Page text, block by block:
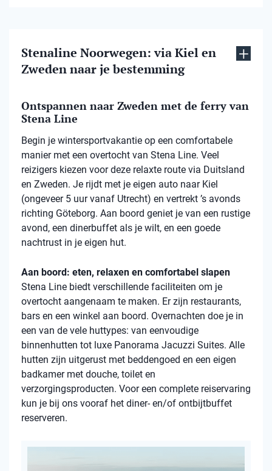
Stenaline Noorwegen: via Kiel en
Zweden naar je bestemming
Ontspannen naar Zweden met de ferry van
Stena Line
Begin je wintersportvakantie op een comfortabele
manier met een overtocht van Stena Line. Veel
reizigers kiezen voor deze relaxte route via Duitsland
en Zweden. Je rijdt met je eigen auto naar Kiel
(ongeveer 5 uur vanaf Utrecht) en vertrekt ’s avonds
richting Göteborg. Aan boord geniet je van een rustige
avond, een dinerbuffet als je wilt, en een goede
nachtrust in je eigen hut.
Aan boord: eten, relaxen en comfortabel slapen
Stena Line biedt verschillende faciliteiten om je
overtocht aangenaam te maken. Er zijn restaurants,
bars en een winkel aan boord. Overnachten doe je in
een van de vele huttypes: van eenvoudige
binnenhutten tot luxe Panorama Jacuzzi Suites. Alle
hutten zijn uitgerust met beddengoed en een eigen
badkamer met douche, toilet en
verzorgingsproducten. Voor een complete reiservaring
kun je bij ons vooraf het diner- en/of ontbijtbuffet
reserveren.